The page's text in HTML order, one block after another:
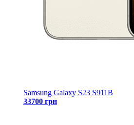
Samsung Galaxy S23 S911B
33700 грн